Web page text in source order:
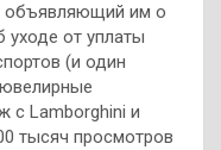
объявляющий им о
уходе от уплаты
(и один
с Lamborghini и
тысяч просмотров